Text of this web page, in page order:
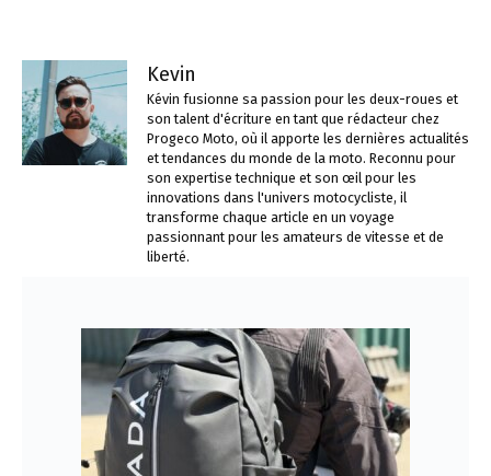
Kevin
Kévin fusionne sa passion pour les deux-roues et
son talent d'écriture en tant que rédacteur chez
Progeco Moto, où il apporte les dernières actualités
et tendances du monde de la moto. Reconnu pour
son expertise technique et son œil pour les
innovations dans l'univers motocycliste, il
transforme chaque article en un voyage
passionnant pour les amateurs de vitesse et de
liberté.